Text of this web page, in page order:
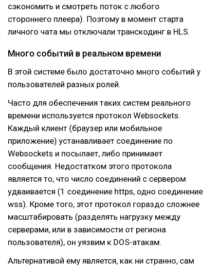
сэкономить и смотреть поток с любого
стороннего плеера). Поэтому в момент старта
личного чата мы отключали транскодинг в HLS.
Много событий в реальном времени
В этой системе было достаточно много событий у
пользователей разных ролей.
Часто для обеспечения таких систем реального
времени используется протокол Websockets.
Каждый клиент (браузер или мобильное
приложение) устанавливает соединение по
Websockets и посылает, либо принимает
сообщения. Недостатком этого протокола
является то, что число соединений с сервером
удваивается (1 соединение https, одно соединение
wss). Кроме того, этот протокол гораздо сложнее
масштабировать (разделять нагрузку между
серверами, или в зависимости от региона
пользователя), он уязвим к DOS-атакам.
Альтернативой ему является, как ни странно, сам